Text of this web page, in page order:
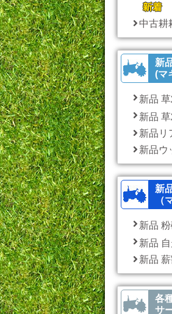
中古耕
新
(マ
新品
新品
新品リ
新品ウ
新
（
新品
新品
新品
各
サ